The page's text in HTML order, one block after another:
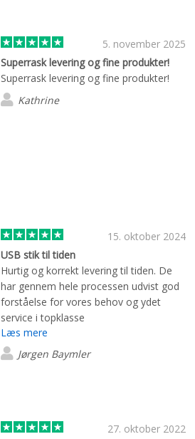
5. november 2025
Superrask levering og fine produkter!
Superrask levering og fine produkter!
Kathrine
15. oktober 2024
USB stik til tiden
Hurtig og korrekt levering til tiden. De
har gennem hele processen udvist god
forståelse for vores behov og ydet
service i topklasse
Læs mere
Jørgen Baymler
27. oktober 2022